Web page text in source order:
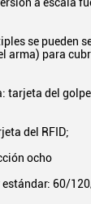
se pueden
arma) para
tarjeta del
del RFID;
ocho
60/